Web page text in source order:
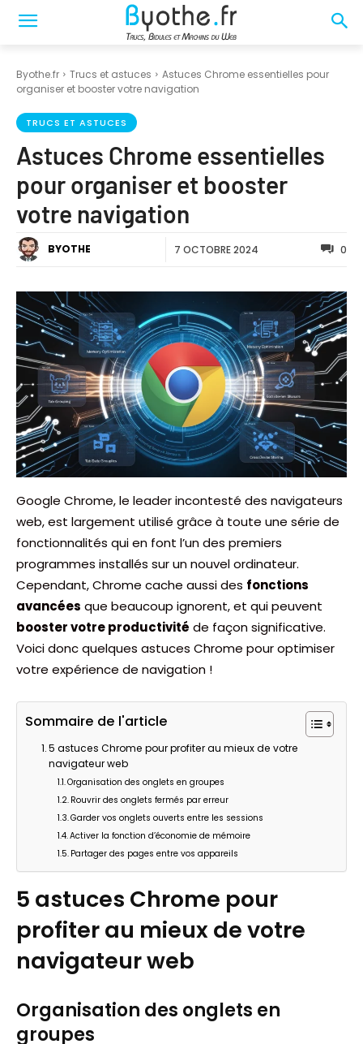
Byothe.fr Trucs et astuces
Astuces Chrome essentielles pour
organiser et booster votre navigation
TRUCS ET ASTUCES
Astuces Chrome essentielles
pour organiser et booster
votre navigation
BYOTHE 7 OCTOBRE 2024 0
Google Chrome, le leader incontesté des navigateurs
web, est largement utilisé grâce à toute une série de
fonctionnalités qui en font l’un des premiers
programmes installés sur un nouvel ordinateur.
Cependant, Chrome cache aussi des fonctions
avancées que beaucoup ignorent, et qui peuvent
booster votre productivité de façon significative.
Voici donc quelques astuces Chrome pour optimiser
votre expérience de navigation !
Sommaire de l'article
5 astuces Chrome pour profiter au mieux de votre
navigateur web
Organisation des onglets en groupes
Rouvrir des onglets fermés par erreur
Garder vos onglets ouverts entre les sessions
Activer la fonction d’économie de mémoire
Partager des pages entre vos appareils
5 astuces Chrome pour
profiter au mieux de votre
navigateur web
Organisation des onglets en
groupes